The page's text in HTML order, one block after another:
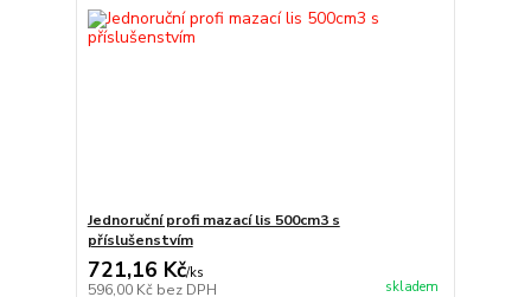
Jednoruční profi mazací lis 500cm3 s
příslušenstvím
721,16 Kč/ks
596,00 Kč bez DPH skladem